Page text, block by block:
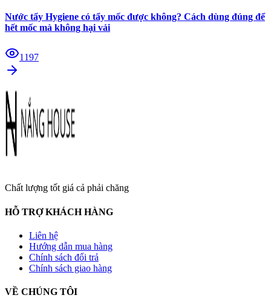
Nước tẩy Hygiene có tẩy mốc được không? Cách dùng đúng để
hết mốc mà không hại vải
1197
Chất lượng tốt giá cả phải chăng
HỖ TRỢ KHÁCH HÀNG
Liên hệ
Hướng dẫn mua hàng
Chính sách đổi trả
Chính sách giao hàng
VỀ CHÚNG TÔI